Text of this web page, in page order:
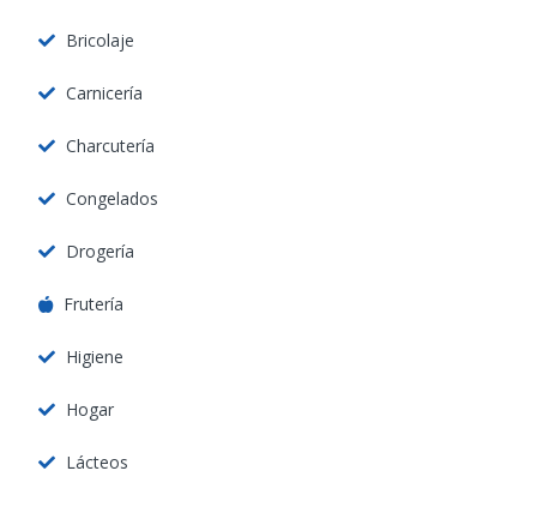
Bricolaje
Carnicería
Charcutería
Congelados
Drogería
Frutería
Higiene
Hogar
Lácteos